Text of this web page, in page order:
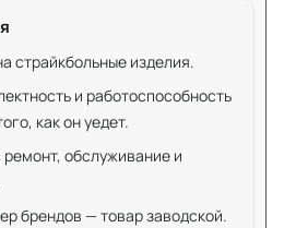
страйкбольные изделия.
и работоспособность
как он уедет.
ремонт, обслуживание и
брендов — товар заводской.